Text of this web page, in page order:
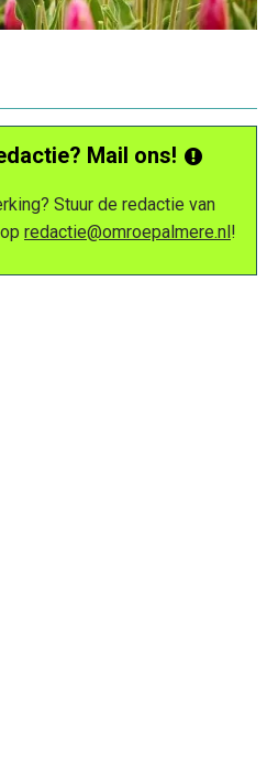
Mail ons!
Stuur de redactie van
redactie@omroepalmere.nl!